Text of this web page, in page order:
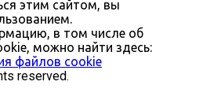
этим сайтом, вы
в том числе об
можно найти здесь:
файлов cookie
reserved.